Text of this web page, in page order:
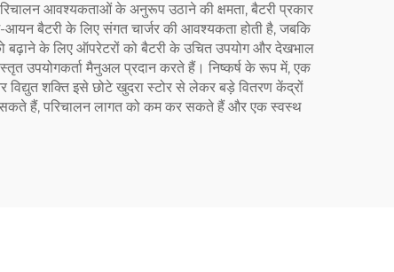
आवश्यकताओं के अनुरूप उठाने की क्षमता, बैटरी प्रकार
आयन बैटरी के लिए संगत चार्जर की आवश्यकता होती है, जबकि
के लिए ऑपरेटरों को बैटरी के उचित उपयोग और देखभाल
उपयोगकर्ता मैनुअल प्रदान करते हैं। निष्कर्ष के रूप में, एक
शक्ति इसे छोटे खुदरा स्टोर से लेकर बड़े वितरण केंद्रों
सकते हैं, परिचालन लागत को कम कर सकते हैं और एक स्वस्थ